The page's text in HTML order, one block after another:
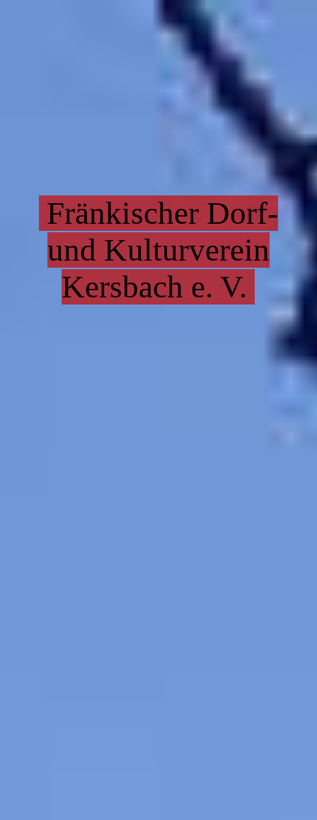
Fränkischer Dorf-
und Kulturverein
Kersbach e. V.